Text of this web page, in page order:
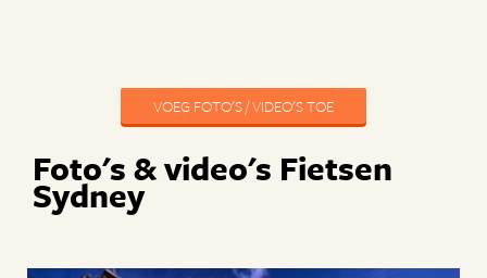
VOEG FOTO'S / VIDEO'S TOE
Foto's & video's Fietsen
Sydney